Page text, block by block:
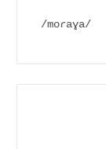
/moɾaɣa/